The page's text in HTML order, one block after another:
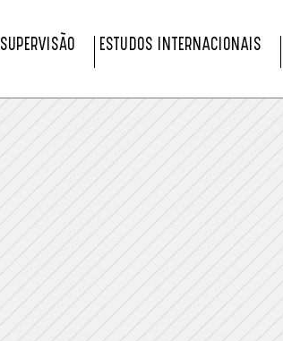
ESTUDOS INTERNACIONAIS